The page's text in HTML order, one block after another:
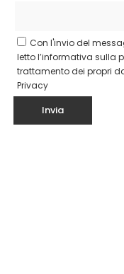
Con l'invio del
letto l’informativa sulla
trattamento dei propri
Privacy